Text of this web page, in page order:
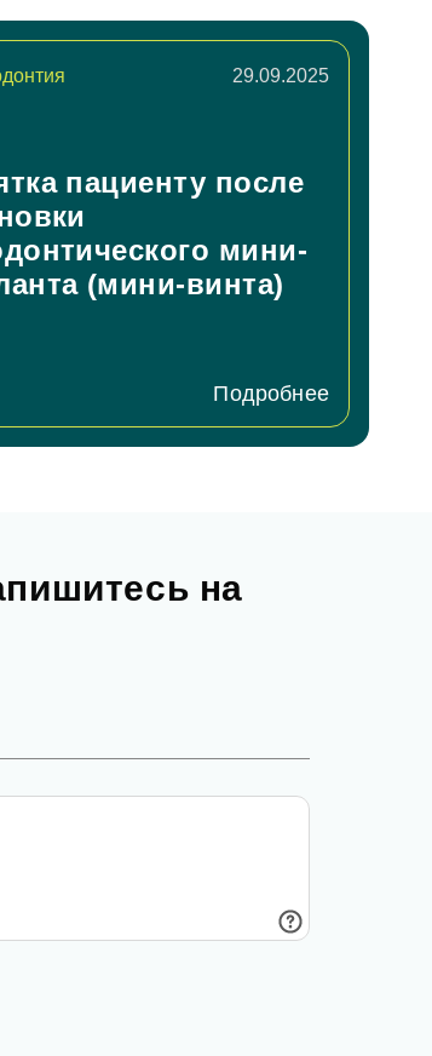
29.09.2025
пациенту после
мини-
(мини-винта)
Подробнее
на